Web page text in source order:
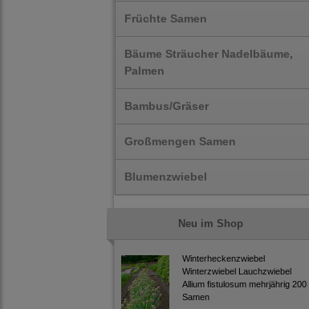
Früchte Samen
Bäume Sträucher Nadelbäume,
Palmen
Bambus/Gräser
Großmengen Samen
Blumenzwiebel
Neu im Shop
Winterheckenzwiebel
Winterzwiebel Lauchzwiebel
Allium fistulosum mehrjährig 200
Samen